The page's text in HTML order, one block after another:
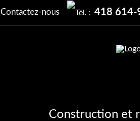
Contactez-nous 418 614-
Construction et